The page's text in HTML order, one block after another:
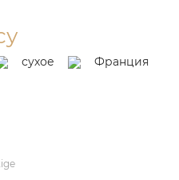
сухое
Франция